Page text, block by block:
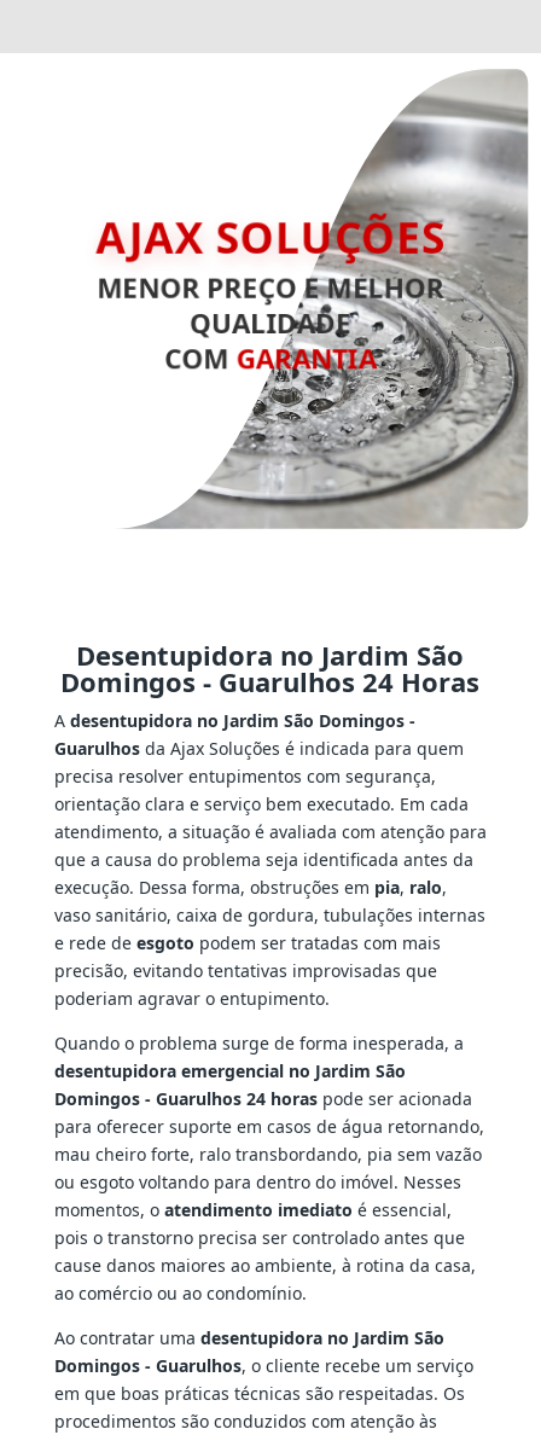
AJAX SOLUÇÕES
MENOR PREÇO E MELHOR
QUALIDADE
COM GARANTIA
Desentupidora no Jardim São
Domingos - Guarulhos 24 Horas
A desentupidora no Jardim São Domingos -
Guarulhosda Ajax Soluções é indicada para quem
precisa resolver entupimentos com segurança,
orientação clara e serviço bem executado. Em cada
atendimento, a situação é avaliada com atenção para
que a causa do problema seja identificada antes da
execução. Dessa forma, obstruções em pia, ralo,
vaso sanitário, caixa de gordura, tubulações internas
e rede de esgoto podem ser tratadas com mais
precisão, evitando tentativas improvisadas que
poderiam agravar o entupimento.
Quando o problema surge de forma inesperada, a
desentupidora emergencial no Jardim São
Domingos - Guarulhos 24 horaspode ser acionada
para oferecer suporte em casos de água retornando,
mau cheiro forte, ralo transbordando, pia sem vazão
ou esgoto voltando para dentro do imóvel. Nesses
momentos, o atendimento imediato é essencial,
pois o transtorno precisa ser controlado antes que
cause danos maiores ao ambiente, à rotina da casa,
ao comércio ou ao condomínio.
Ao contratar uma desentupidora no Jardim São
Domingos - Guarulhos, o cliente recebe um serviço
em que boas práticas técnicas são respeitadas. Os
procedimentos são conduzidos com atenção às